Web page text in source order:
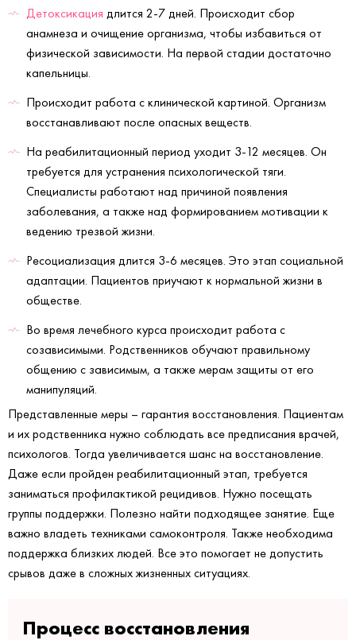
Детоксикация длится 2-7 дней. Происходит сбор
анамнеза и очищение организма, чтобы избавиться от
физической зависимости. На первой стадии достаточно
капельницы.
Происходит работа с клинической картиной. Организм
восстанавливают после опасных веществ.
На реабилитационный период уходит 3-12 месяцев. Он
требуется для устранения психологической тяги.
Специалисты работают над причиной появления
заболевания, а также над формированием мотивации к
ведению трезвой жизни.
Ресоциализация длится 3-6 месяцев. Это этап социальной
адаптации. Пациентов приучают к нормальной жизни в
обществе.
Во время лечебного курса происходит работа с
созависимыми. Родственников обучают правильному
общению с зависимым, а также мерам защиты от его
манипуляций.
Представленные меры – гарантия восстановления. Пациентам
и их родственника нужно соблюдать все предписания врачей,
психологов. Тогда увеличивается шанс на восстановление.
Даже если пройден реабилитационный этап, требуется
заниматься профилактикой рецидивов. Нужно посещать
группы поддержки. Полезно найти подходящее занятие. Еще
важно владеть техниками самоконтроля. Также необходима
поддержка близких людей. Все это помогает не допустить
срывов даже в сложных жизненных ситуациях.
Процесс восстановления